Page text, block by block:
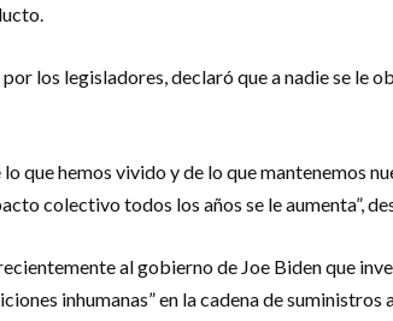
los legisladores, declaró que a nadie se
que hemos vivido y de lo que mantenemos
colectivo todos los años se le aumenta”,
al gobierno de Joe Biden que
inhumanas” en la cadena de